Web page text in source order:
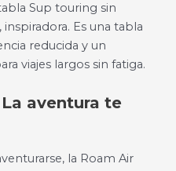
Sup touring sin
Es una tabla
reducida y un
viajes largos sin fatiga.
aventura te
la Roam Air